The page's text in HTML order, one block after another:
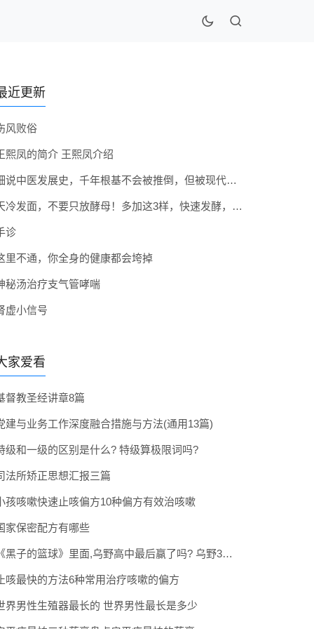
近更新
风败俗
熙凤的简介 王熙凤介绍
细说中医发展史，千年根基不会被推倒，但被现代医疗模式堵住出路
天冷发面，不要只放酵母！多加这3样，快速发酵，蓬松香软弹性十足
诊
里不通，你全身的健康都会垮掉
秘汤治疗支气管哮喘
虚小信号
家爱看
督教圣经讲章8篇
建与业务工作深度融合措施与方法(通用13篇)
级和一级的区别是什么? 特级算极限词吗?
法所矫正思想汇报三篇
孩咳嗽快速止咳偏方10种偏方有效治咳嗽
家保密配方有哪些
《黑子的篮球》里面,乌野高中最后赢了吗? 乌野3年拿到全国冠军了吗
咳最快的方法6种常用治疗咳嗽的偏方
界男性生殖器最长的 世界男性最长是多少